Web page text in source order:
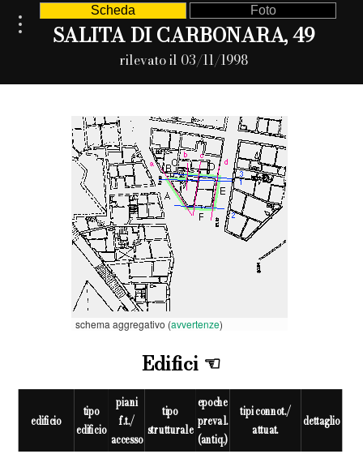
Scheda Foto
SALITA DI CARBONARA, 49
rilevato il 03/11/1998
schema aggregativo (avvertenze)
Edifici
edificio tipo
edificio
piani
f.t./
accesso
tipo
strutturale
epoche
preval.
(antiq.)
tipi connot./
attuat.
dettaglio